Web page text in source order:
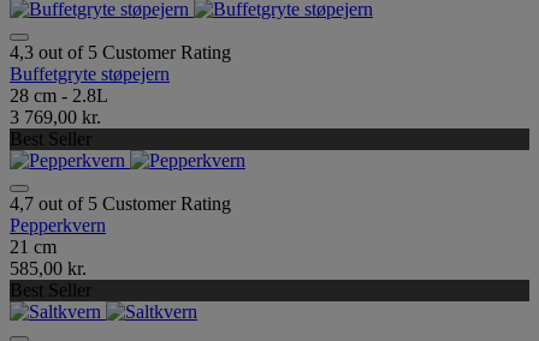
4,3 out of 5 Customer Rating
Buffetgryte støpejern
28 cm - 2.8L
3 769,00 kr.
Best Seller
4,7 out of 5 Customer Rating
Pepperkvern
21 cm
585,00 kr.
Best Seller